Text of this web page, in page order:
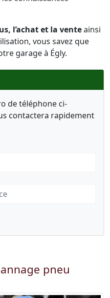
l’achat et la venteainsi
vous savez que
garage à Égly.
de téléphone ci-
contactera rapidement
pneu